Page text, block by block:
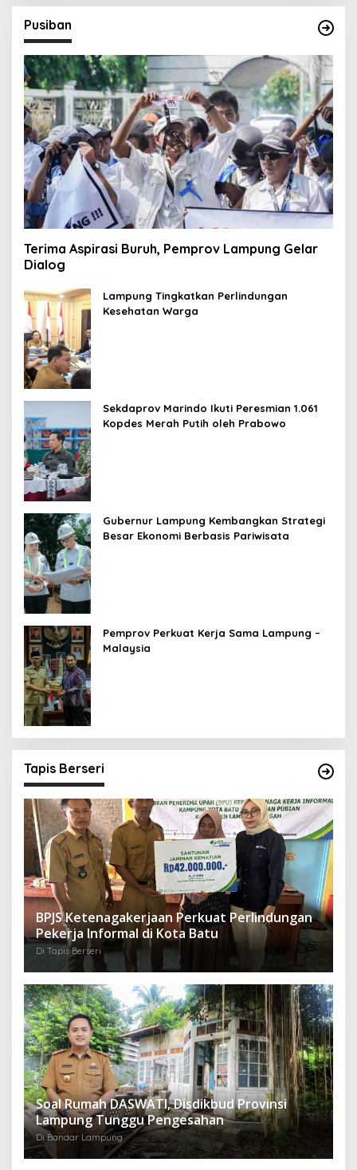
Pusiban
Terima Aspirasi Buruh, Pemprov Lampung Gelar
Dialog
Lampung Tingkatkan Perlindungan
Kesehatan Warga
Sekdaprov Marindo Ikuti Peresmian 1.061
Kopdes Merah Putih oleh Prabowo
Gubernur Lampung Kembangkan Strategi
Besar Ekonomi Berbasis Pariwisata
Pemprov Perkuat Kerja Sama Lampung –
Malaysia
Tapis Berseri
BPJS Ketenagakerjaan Perkuat Perlindungan
Pekerja Informal di Kota Batu
Di Tapis Berseri
Soal Rumah DASWATI, Disdikbud Provinsi
Lampung Tunggu Pengesahan
Di Bandar Lampung